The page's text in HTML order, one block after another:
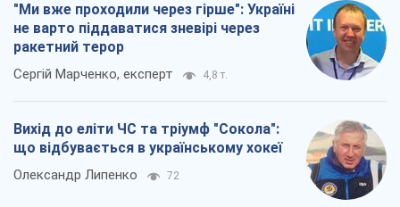
"Ми вже проходили через гірше": Україні
не варто піддаватися зневірі через
ракетний терор
Сергій Марченко, експерт 4,8 т.
Вихід до еліти ЧС та тріумф "Сокола":
що відбувається в українському хокеї
Олександр Липенко 72